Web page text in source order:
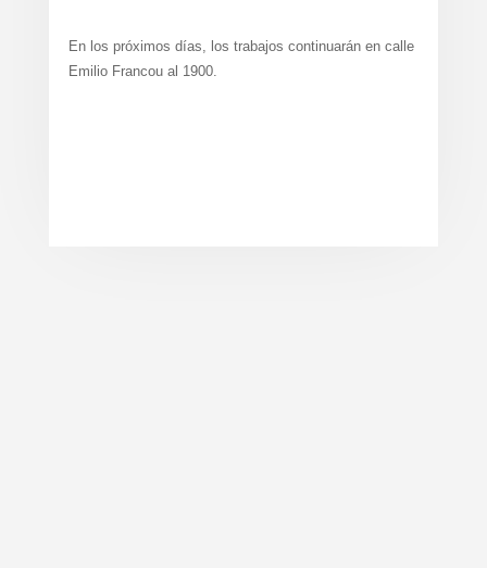
En los próximos días, los trabajos continuarán en calle
Emilio Francou al 1900.